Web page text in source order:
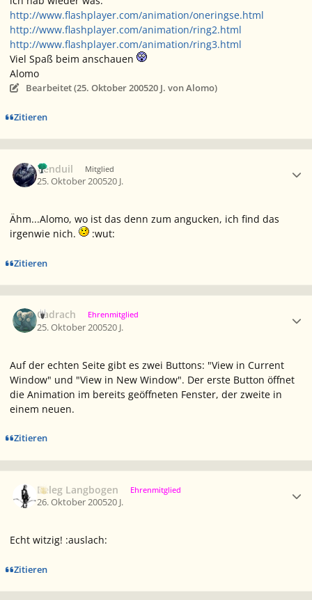
http://www.flashplayer.com/animation/oneringse.html
http://www.flashplayer.com/animation/ring2.html
http://www.flashplayer.com/animation/ring3.html
Viel Spaß beim anschauen
Alomo
Bearbeitet (25. Oktober 200520 J. von Alomo)
Zitieren
Venduil Mitglied
25. Oktober 200520 J.
Ähm...Alomo, wo ist das denn zum angucken, ich find das
irgenwie nich.
:wut:
Zitieren
Cadrach Ehrenmitglied
25. Oktober 200520 J.
Auf der echten Seite gibt es zwei Buttons: "View in Current
Window" und "View in New Window". Der erste Button öffnet
die Animation im bereits geöffneten Fenster, der zweite in
einem neuen.
Zitieren
Beleg Langbogen Ehrenmitglied
26. Oktober 200520 J.
Echt witzig! :auslach:
Zitieren